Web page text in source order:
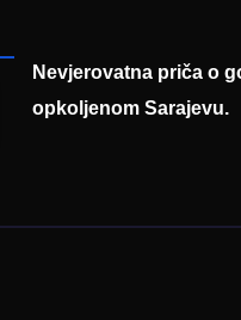
Nevjerovatna priča o
opkoljenom Sarajevu.